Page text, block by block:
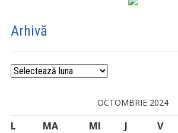
Arhivă
Arhivă
OCTOMBRIE 2024
L MA MI J V